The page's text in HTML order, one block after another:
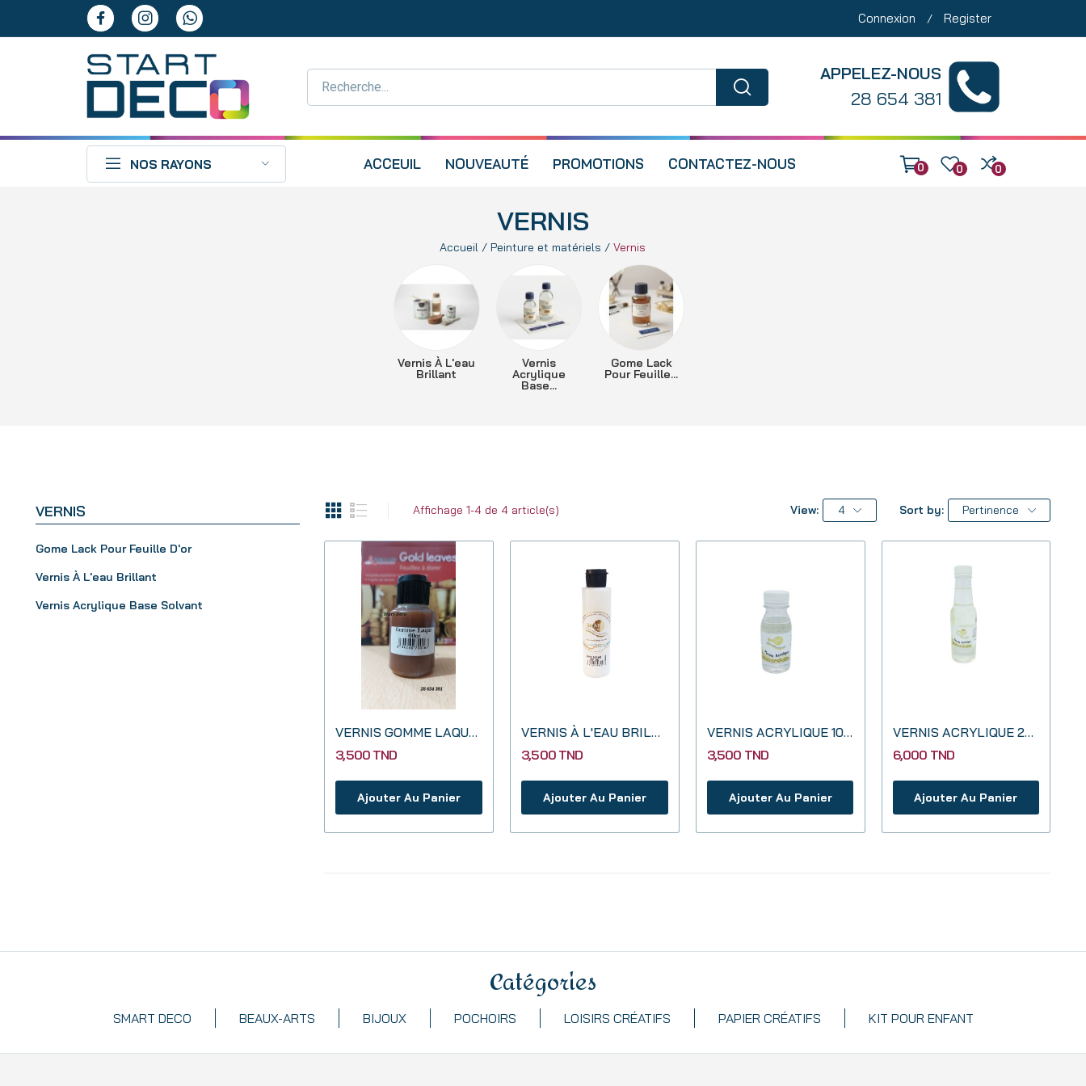
Connexion / Register
APPELEZ-NOUS
28 654 381
NOS RAYONS ACCEUIL NOUVEAUTÉ PROMOTIONS CONTACTEZ-NOUS 0 0 0
VERNIS
Accueil Peinture et matériels Vernis
Vernis À L'eau
Brillant
Vernis
Acrylique
Base...
Gome Lack
Pour Feuille...
VERNIS
Gome Lack Pour Feuille D'or
Vernis À L'eau Brillant
Vernis Acrylique Base Solvant
Affichage 1-4 de 4 article(s) View: 4 Sort by: Pertinence
VERNIS GOMME LAQUE 60 ML
3,500 TND
Ajouter Au Panier
VERNIS À L'EAU BRILLANT 130 ML
3,500 TND
Ajouter Au Panier
VERNIS ACRYLIQUE 100ML À BASE SOLVANT
3,500 TND
Ajouter Au Panier
VERNIS ACRYLIQUE 250ML À BASE SOLVANT
6,000 TND
Ajouter Au Panier
Catégories
SMART DECO BEAUX-ARTS BIJOUX POCHOIRS LOISIRS CRÉATIFS PAPIER CRÉATIFS KIT POUR ENFANT